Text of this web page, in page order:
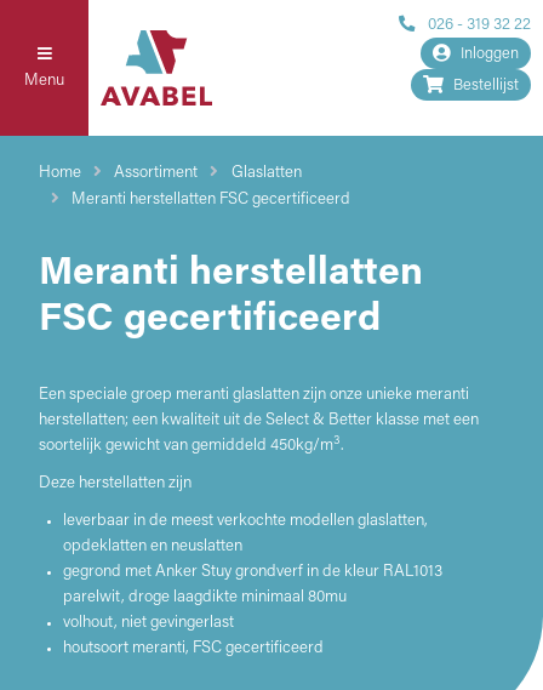
Menu
026 - 319 32 22
Inloggen
Bestellijst
Home Assortiment
Glaslatten
Meranti herstellatten FSC gecertificeerd
Meranti herstellatten
FSC gecertificeerd
Een speciale groep meranti glaslatten zijn onze unieke meranti
herstellatten; een kwaliteit uit de Select & Better klasse met een
soortelijk gewicht van gemiddeld 450kg/m3.
Deze herstellatten zijn
leverbaar in de meest verkochte modellen glaslatten,
opdeklatten en neuslatten
gegrond met Anker Stuy grondverf in de kleur RAL1013
parelwit, droge laagdikte minimaal 80mu
volhout, niet gevingerlast
houtsoort meranti, FSC gecertificeerd